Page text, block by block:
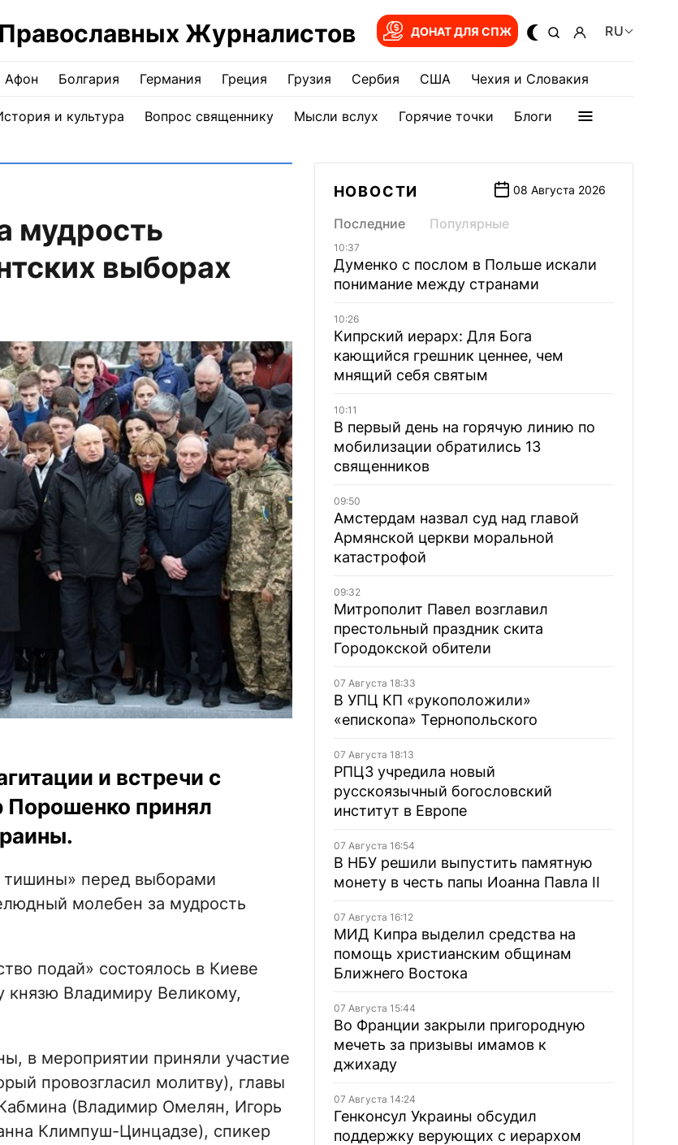
Журналистов ДОНАТ ДЛЯ СПЖ RU
Афон Болгария Германия Греция Грузия Сербия США Чехия и Словакия
и культура Вопрос священнику Мысли вслух Горячие точки Блоги
мудрость
выборах
и встречи с
Порошенко принял
тишины» перед выборами
молебен за мудрость
подай» состоялось в Киеве
князю Владимиру Великому,
в мероприятии приняли участие
провозгласил молитву), главы
(Владимир Омелян, Игорь
Климпуш-Цинцадзе), спикер
НОВОСТИ 08 Августа 2026
Последние Популярные
10:37
Думенко с послом в Польше искали
понимание между странами
10:26
Кипрский иерарх: Для Бога
кающийся грешник ценнее, чем
мнящий себя святым
10:11
В первый день на горячую линию по
мобилизации обратились 13
священников
09:50
Амстердам назвал суд над главой
Армянской церкви моральной
катастрофой
09:32
Митрополит Павел возглавил
престольный праздник скита
Городокской обители
07 Августа 18:33
В УПЦ КП «рукоположили»
«епископа» Тернопольского
07 Августа 18:13
РПЦЗ учредила новый
русскоязычный богословский
институт в Европе
07 Августа 16:54
В НБУ решили выпустить памятную
монету в честь папы Иоанна Павла II
07 Августа 16:12
МИД Кипра выделил средства на
помощь христианским общинам
Ближнего Востока
07 Августа 15:44
Во Франции закрыли пригородную
мечеть за призывы имамов к
джихаду
07 Августа 14:24
Генконсул Украины обсудил
поддержку верующих с иерархом